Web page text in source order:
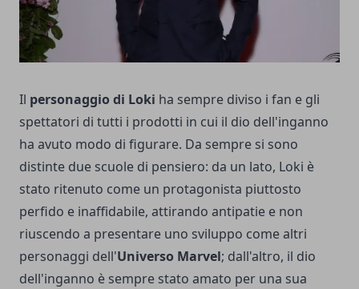
Il personaggio di Loki ha sempre diviso i fan e gli
spettatori di tutti i prodotti in cui il dio dell'inganno
ha avuto modo di figurare. Da sempre si sono
distinte due scuole di pensiero: da un lato, Loki è
stato ritenuto come un protagonista piuttosto
perfido e inaffidabile, attirando antipatie e non
riuscendo a presentare uno sviluppo come altri
personaggi dell'Universo Marvel; dall'altro, il dio
dell'inganno è sempre stato amato per una sua